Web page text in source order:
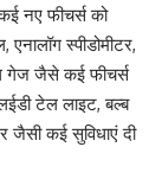
नए फीचर्स को
स्पीडोमीटर,
गेज जैसे कई फीचर्स
टेल लाइट, बल्ब
जैसी कई सुविधाएं दी